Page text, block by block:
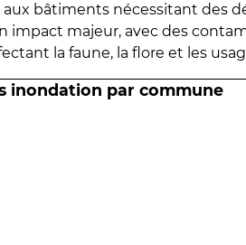
bâtiments nécessitant des
impact majeur, avec des
la faune, la flore et les
inondation par commune